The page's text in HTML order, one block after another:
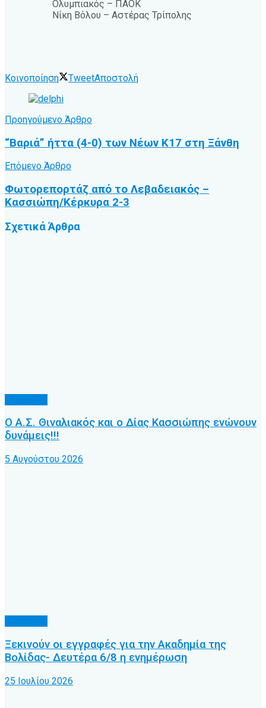
Ολυμπιακός – ΠΑΟΚ
Νίκη Βόλου – Αστέρας Τρίπολης
Κοινοποίηση TweetΑποστολή
Προηγούμενο Άρθρο
“Βαριά” ήττα (4-0) των Νέων Κ17 στη Ξάνθη
Επόμενο Άρθρο
Φωτορεπορτάζ από το Λεβαδειακός –
Κασσιώπη/Κέρκυρα 2-3
ΣχετικάΆρθρα
Ο Α.Σ. Θιναλιακός και ο Δίας Κασσιώπης ενώνουν
δυνάμεις!!!
5 Αυγούστου 2026
Ξεκινούν οι εγγραφές για την Ακαδημία της
Βολίδας- Δευτέρα 6/8 η ενημέρωση
25 Ιουλίου 2026